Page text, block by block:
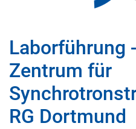
Laborführung
Zentrum für
RG Dortmund